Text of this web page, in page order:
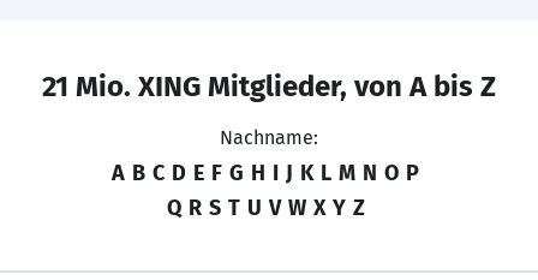
21 Mio. XING Mitglieder, von A bis Z
Nachname:
A B C D E F G H I J K L M N O P
Q R S T U V W X Y Z